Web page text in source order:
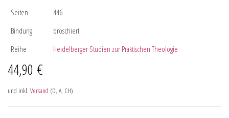
Seiten
446
Bindung
broschiert
Reihe
Heidelberger Studien zur Praktischen Theologie
44,90 €
und inkl. Versand (D, A, CH)